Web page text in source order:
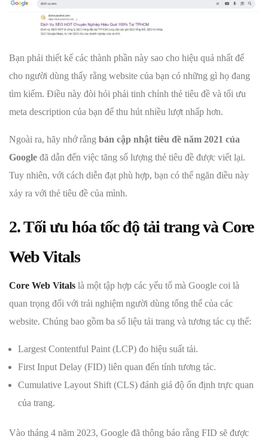
Bạn phải thiết kế các thành phần này sao cho hiệu quả nhất để
cho người dùng thấy rằng website của bạn có những gì họ đang
tìm kiếm. Điều này đòi hỏi phải tinh chỉnh thẻ tiêu đề và tối ưu
meta description của bạn để thu hút nhiều lượt nhấp hơn.
Ngoài ra, hãy nhớ rằng bản cập nhật tiêu đề năm 2021 của
Google đã dẫn đến việc tăng số lượng thẻ tiêu đề được viết lại.
Tuy nhiên, với cách diễn đạt phù hợp, bạn có thể ngăn điều này
xảy ra với thẻ tiêu đề của mình.
2. Tối ưu hóa tốc độ tải trang và Core
Web Vitals
Core Web Vitals là một tập hợp các yếu tố mà Google coi là
quan trọng đối với trải nghiệm người dùng tổng thể của các
website. Chúng bao gồm ba số liệu tải trang và tương tác cụ thể:
Largest Contentful Paint (LCP) đo hiệu suất tải.
First Input Delay (FID) liên quan đến tính tương tác.
Cumulative Layout Shift (CLS) đánh giá độ ổn định trực quan
của trang.
Vào tháng 4 năm 2023, Google đã thông báo rằng FID sẽ được